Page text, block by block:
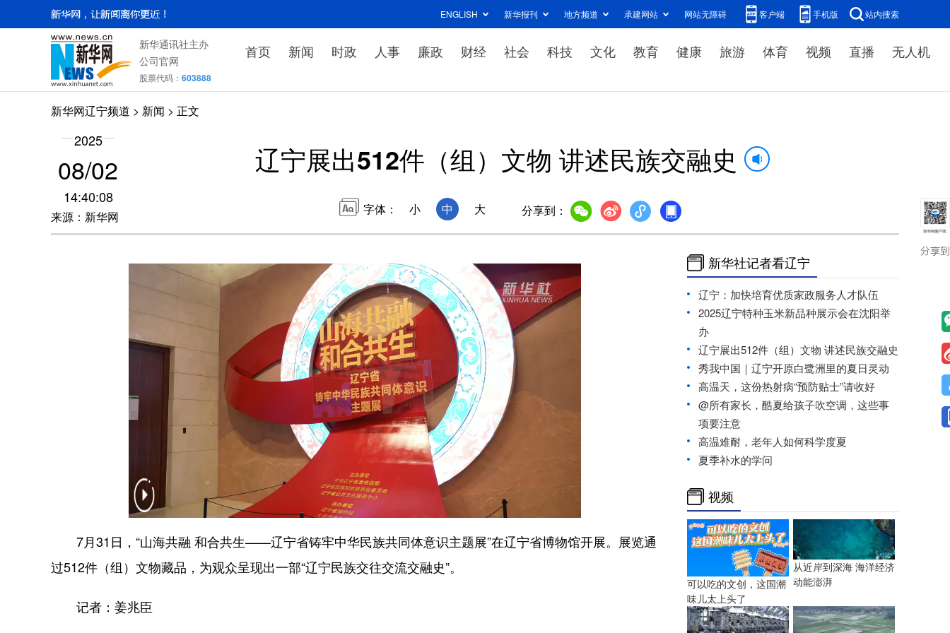
ENGLISH 新华报刊 地方频道 承建网站 网站无障碍 客户端 手机版 站内搜索
新华通讯社主办
公司官网
股票代码： 603888
首页 新闻 时政 人事 廉政 财经 社会 科技 文化 教育 健康 旅游 体育 视频 直播 无人机
新华网辽宁频道 > 新闻 > 正文
2025
08/02
14:40:08
来源：新华网
辽宁展出512件（组）文物 讲述民族交融史
字体： 小 中 大 分享到：
7月31日，“山海共融 和合共生——辽宁省铸牢中华民族共同体意识主题展”在辽宁省博物馆开展。展览通
过512件（组）文物藏品，为观众呈现出一部“辽宁民族交往交流交融史”。
记者：姜兆臣
新华社记者看辽宁
辽宁：加快培育优质家政服务人才队伍
2025辽宁特种玉米新品种展示会在沈阳举
办
辽宁展出512件（组）文物 讲述民族交融史
秀我中国｜辽宁开原白鹭洲里的夏日灵动
高温天，这份热射病“预防贴士”请收好
@所有家长，酷夏给孩子吹空调，这些事
项要注意
高温难耐，老年人如何科学度夏
夏季补水的学问
视频
可以吃的文创，这国潮
味儿太上头了
从近岸到深海 海洋经济
动能澎湃